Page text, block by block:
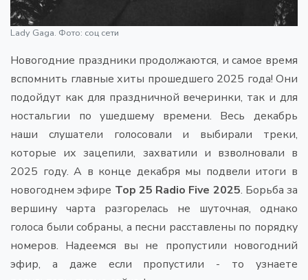
Lady Gaga. Фото: соц сети
Новогодние праздники продолжаются, и самое время
вспомнить главные хиты прошедшего 2025 года! Они
подойдут как для праздничной вечеринки, так и для
ностальгии по ушедшему времени. Весь декабрь
наши слушатели голосовали и выбирали треки,
которые их зацепили, захватили и взволновали в
2025 году. А в конце декабря мы подвели итоги в
новогоднем эфире Top 25 Radio Five 2025. Борьба за
вершину чарта разгорелась не шуточная, однако
голоса были собраны, а песни расставлены по порядку
номеров. Надеемся вы не пропустили новогодний
эфир, а даже если пропустили - то узнаете